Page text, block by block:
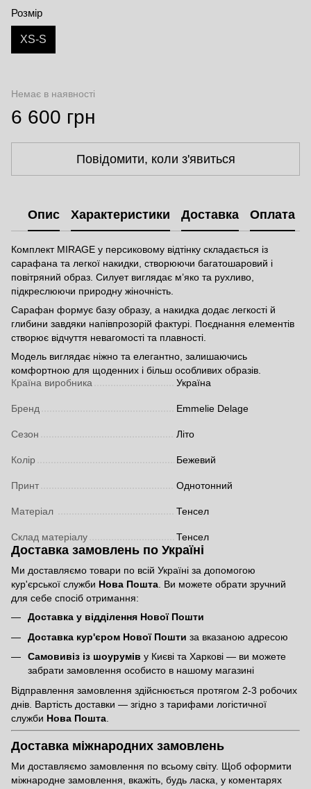
Розмір
XS-S
Немає в наявності
6 600 грн
Повідомити, коли з'явиться
Опис Характеристики Доставка Оплата
Комплект MIRAGE у персиковому відтінку складається із
сарафана та легкої накидки, створюючи багатошаровий і
повітряний образ. Силует виглядає м’яко та рухливо,
підкреслюючи природну жіночність.
Сарафан формує базу образу, а накидка додає легкості й
глибини завдяки напівпрозорій фактурі. Поєднання елементів
створює відчуття невагомості та плавності.
Модель виглядає ніжно та елегантно, залишаючись
комфортною для щоденних і більш особливих образів.
Країна виробника
Україна
Бренд Emmelie Delage
Сезон Літо
Колір Бежевий
Принт Однотонний
Матеріал Тенсел
Склад матеріалу Тенсел
Доставка замовлень по Україні
Ми доставляємо товари по всій Україні за допомогою
кур'єрської служби Нова Пошта. Ви можете обрати зручний
для себе спосіб отримання:
Доставка у відділення Нової Пошти
Доставка кур'єром Нової Пошти за вказаною адресою
Самовивіз із шоурумів у Києві та Харкові — ви можете
забрати замовлення особисто в нашому магазині
Відправлення замовлення здійснюється протягом 2-3 робочих
днів. Вартість доставки — згідно з тарифами логістичної
служби Нова Пошта
Доставка міжнародних замовлень
Ми доставляємо замовлення по всьому світу. Щоб оформити
міжнародне замовлення, вкажіть, будь ласка, у коментарях